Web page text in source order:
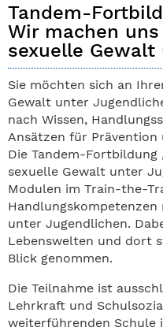
Tandem-
Wir machen
sexuelle
Sie möchten sich an
Gewalt unter
nach Wissen,
Ansätzen für
Die Tandem-Fortbildung
sexuelle Gewalt unter
Modulen im Train-the-
unter Jugendlichen.
Lebenswelten und dort
Blick genommen.
Die Teilnahme ist
Lehrkraft und
weiterführenden Schule